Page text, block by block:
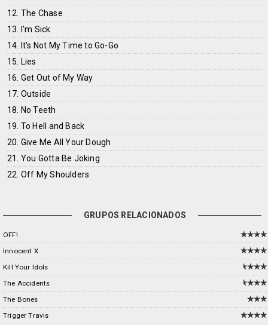
12. The Chase
13. I'm Sick
14. It's Not My Time to Go-Go
15. Lies
16. Get Out of My Way
17. Outside
18. No Teeth
19. To Hell and Back
20. Give Me All Your Dough
21. You Gotta Be Joking
22. Off My Shoulders
GRUPOS RELACIONADOS
OFF!
Innocent X
Kill Your Idols
The Accidents
The Bones
Trigger Travis